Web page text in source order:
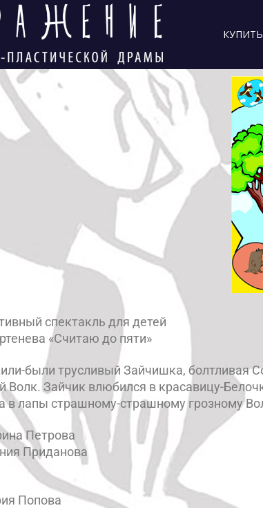
спектакль для детей
«Считаю до пяти»
были трусливый Зайчишка, болтливая
Волк. Зайчик влюбился в красавицу-
в лапы страшному-страшному грозному
Петрова
Приданова
Попова